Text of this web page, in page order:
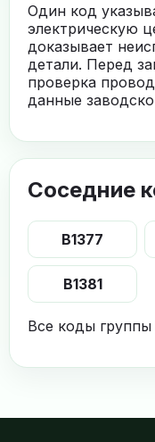
Один код
электрическую
доказывает
детали. Перед
проверка
данные
Соседние
B1377
B1381
Все коды